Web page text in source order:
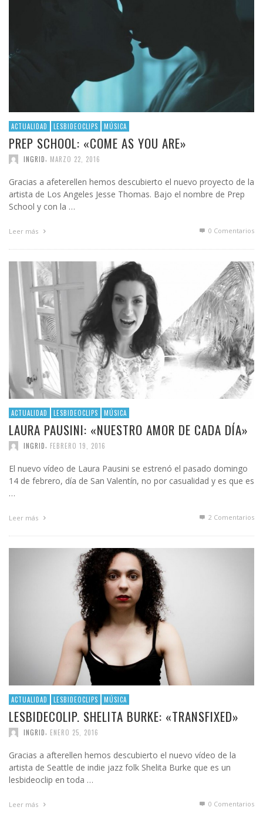
ACTUALIDAD LESBIDEOCLIPS MÚSICA
PREP SCHOOL: «COME AS YOU ARE»
INGRID MARZO 22, 2016
Gracias a afeterellen hemos descubierto el nuevo proyecto de la
artista de Los Angeles Jesse Thomas. Bajo el nombre de Prep
School y con la …
Leer más 0 Comentarios
ACTUALIDAD LESBIDEOCLIPS MÚSICA
LAURA PAUSINI: «NUESTRO AMOR DE CADA DÍA»
INGRID FEBRERO 19, 2016
El nuevo vídeo de Laura Pausini se estrenó el pasado domingo
14 de febrero, día de San Valentín, no por casualidad y es que es
…
Leer más 2 Comentarios
ACTUALIDAD LESBIDEOCLIPS MÚSICA
LESBIDECOLIP. SHELITA BURKE: «TRANSFIXED»
INGRID ENERO 25, 2016
Gracias a afterellen hemos descubierto el nuevo vídeo de la
artista de Seattle de indie jazz folk Shelita Burke que es un
lesbideoclip en toda …
Leer más 0 Comentarios